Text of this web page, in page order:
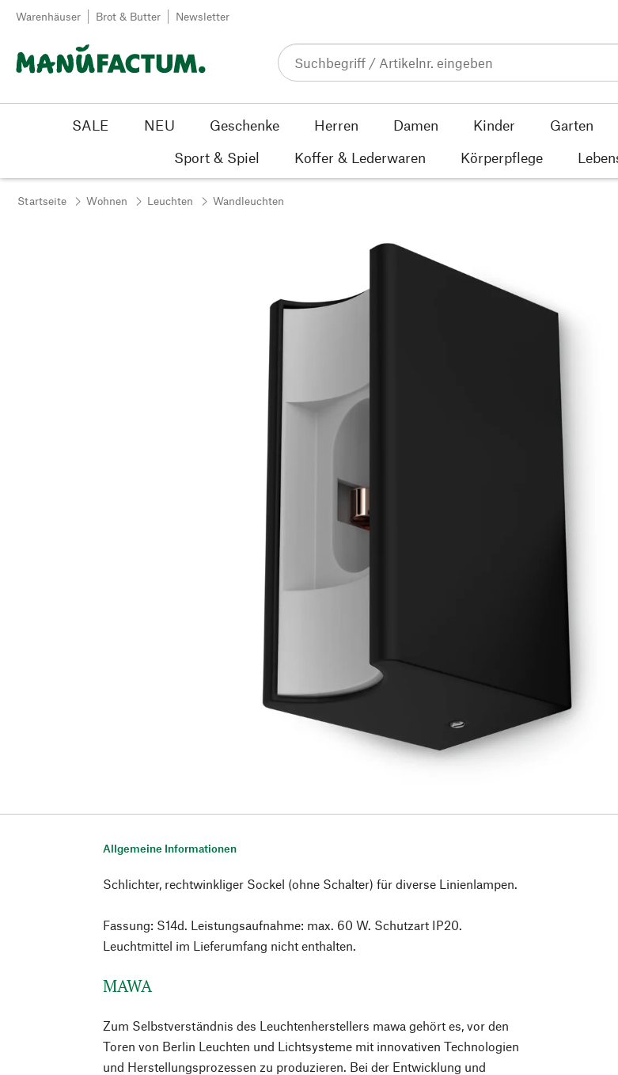
Zum Inhalt springen
Warenhäuser Brot & Butter Newsletter
SALE NEU Geschenke Herren Damen Kinder Garten
Sport & Spiel
Koffer & Lederwaren Körperpflege
Startseite Wohnen Leuchten Wandleuchten
Allgemeine Informationen
Schlichter, rechtwinkliger Sockel (ohne Schalter) für diverse Linienlampen.
Fassung: S14d. Leistungsaufnahme: max. 60 W. Schutzart IP20.
Leuchtmittel im Lieferumfang nicht enthalten.
MAWA
Zum Selbstverständnis des Leuchtenherstellers mawa gehört es, vor den
Toren von Berlin Leuchten und Lichtsysteme mit innovativen Technologien
und Herstellungsprozessen zu produzieren. Bei der Entwicklung und